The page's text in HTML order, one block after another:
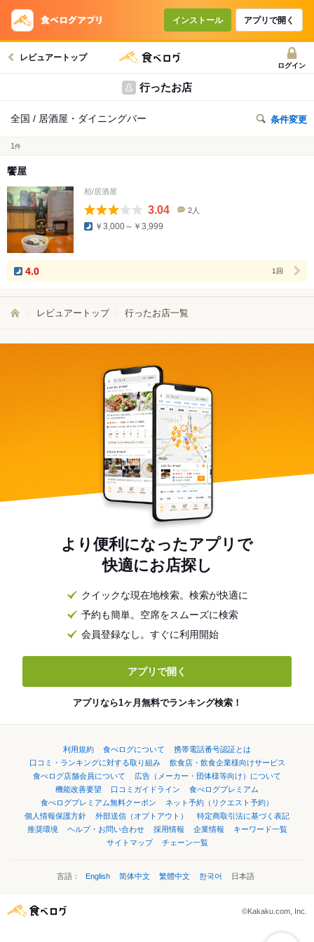
インストール アプリで開く
レビュアートップ
ログイン
行ったお店
全国 / 居酒屋・ダイニングバー 条件変更
1 件
饗屋
柏/居酒屋
3.04
数
2人
￥3,000～￥3,999
4.0 1回
レビュアートップ 行ったお店一覧
より便利になったアプリで
快適にお店探し
クイックな現在地検索。検索が快適に
予約も簡単。空席をスムーズに検索
会員登録なし。すぐに利用開始
アプリで開く
アプリなら1ヶ月無料でランキング検索！
利用規約 食べログについて
携帯電話番号認証とは
口コミ・ランキングに対する取り組み
飲食店・飲食企業様向けサービス
食べログ店舗会員について
広告（メーカー・団体様等向け）について
機能改善要望
口コミガイドライン
食べログプレミアム
食べログプレミアム無料クーポン
ネット予約（リクエスト予約）
個人情報保護方針
外部送信（オプトアウト）
特定商取引法に基づく表記
推奨環境
ヘルプ・お問い合わせ 採用情報 企業情報
キーワード一覧
サイトマップ
チェーン一覧
言語： English 简体中文 繁體中文 한국어 日本語
©Kakaku.com, Inc.